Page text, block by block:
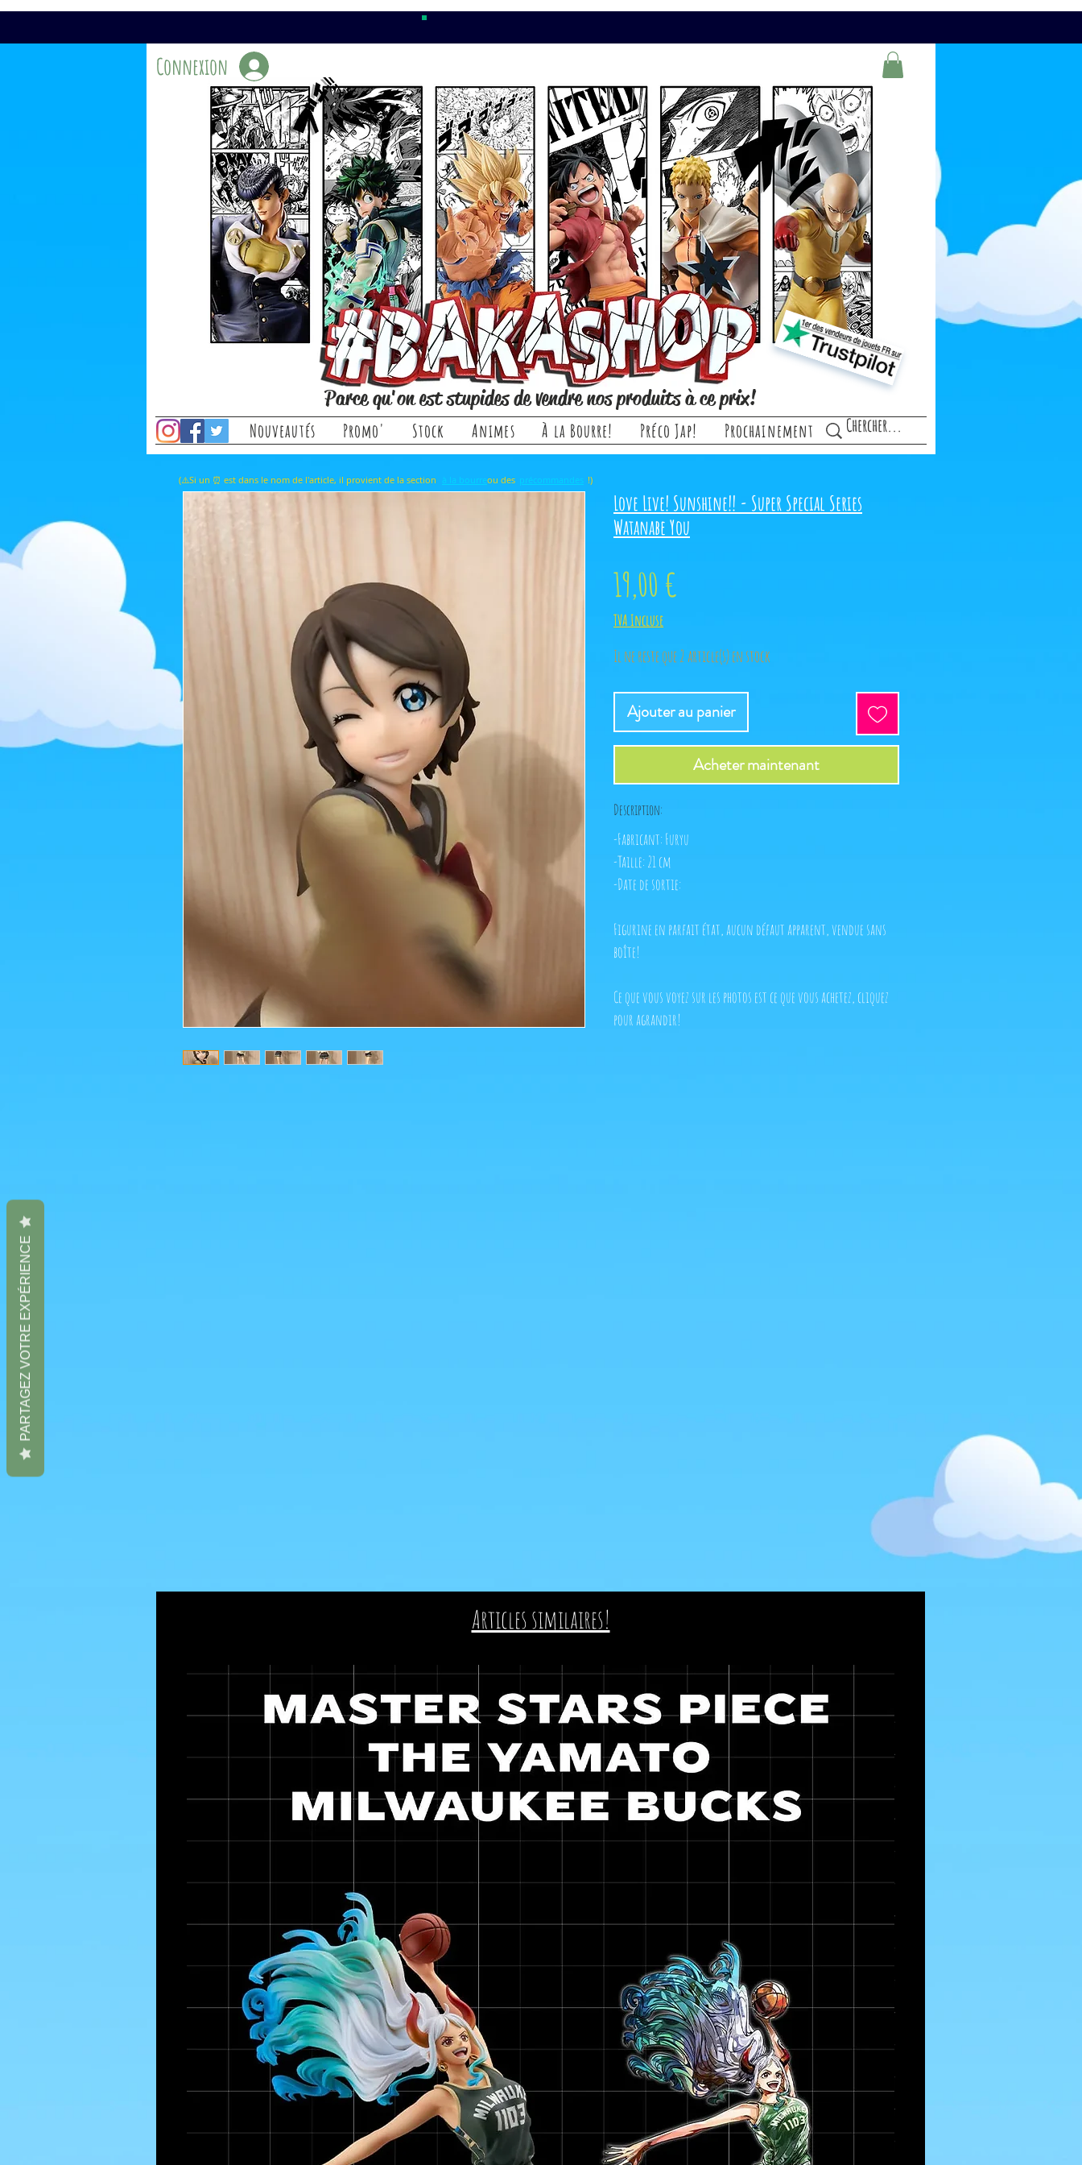
Connexion
Parce qu'on est stupides de vendre nos produits à ce prix!
Nouveautés Promo' Stock Animes À la Bourre! Préco Jap! Prochainement
Love Live! Sunshine!! - Super Special Series
Watanabe You
19,00 €
TVA Incluse
Il ne reste que 2 article(s) en stock
Ajouter au panier
Acheter maintenant
Description:
-Fabricant: Furyu
-Taille: 21 cm
-Date de sortie:
Figurine en parfait état, aucun défaut apparent, vendue sans
boîte!
Ce que vous voyez sur les photos est ce que vous achetez, cliquez
pour agrandir!
(⚠️Si un ⏰ est dans le nom de l'article, il provient de la section ou des !)
à la bourre précommandes
Articles similaires!
PARTAGEZ VOTRE EXPÉRIENCE